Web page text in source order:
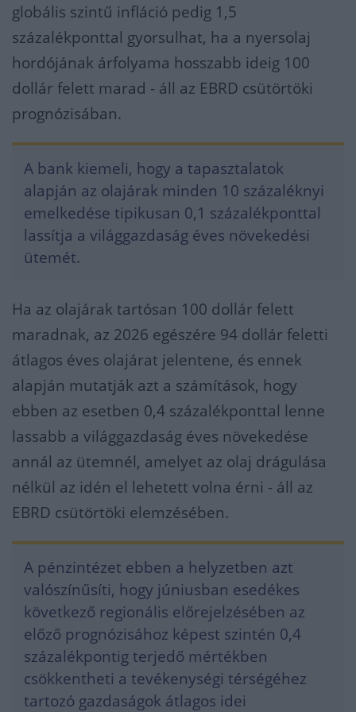
globális szintű infláció pedig 1,5
százalékponttal gyorsulhat, ha a nyersolaj
hordójának árfolyama hosszabb ideig 100
dollár felett marad - áll az EBRD csütörtöki
prognózisában.
A bank kiemeli, hogy a tapasztalatok
alapján az olajárak minden 10 százaléknyi
emelkedése tipikusan 0,1 százalékponttal
lassítja a világgazdaság éves növekedési
ütemét.
Ha az olajárak tartósan 100 dollár felett
maradnak, az 2026 egészére 94 dollár feletti
átlagos éves olajárat jelentene, és ennek
alapján mutatják azt a számítások, hogy
ebben az esetben 0,4 százalékponttal lenne
lassabb a világgazdaság éves növekedése
annál az ütemnél, amelyet az olaj drágulása
nélkül az idén el lehetett volna érni - áll az
EBRD csütörtöki elemzésében.
A pénzintézet ebben a helyzetben azt
valószínűsíti, hogy júniusban esedékes
következő regionális előrejelzésében az
előző prognózisához képest szintén 0,4
százalékpontig terjedő mértékben
csökkentheti a tevékenységi térségéhez
tartozó gazdaságok átlagos idei